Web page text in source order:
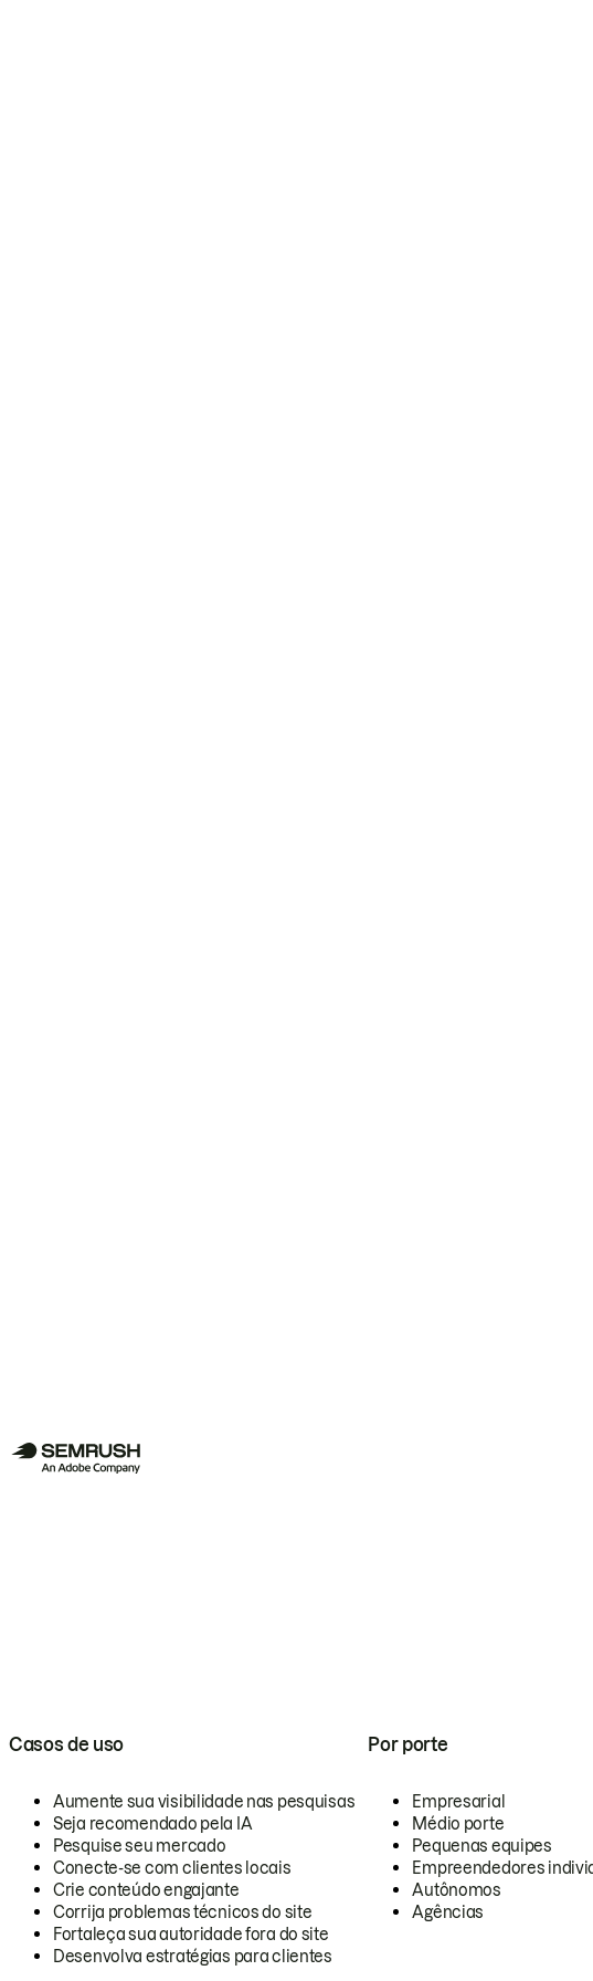
Casos de uso
Aumente sua visibilidade nas pesquisas
Seja recomendado pela IA
Pesquise seu mercado
Conecte-se com clientes locais
Crie conteúdo engajante
Corrija problemas técnicos do site
Fortaleça sua autoridade fora do site
Desenvolva estratégias para clientes
Por porte
Empresarial
Médio porte
Pequenas equipes
Empreendedores
Autônomos
Agências